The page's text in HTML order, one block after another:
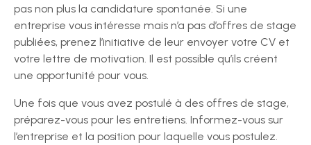
pas non plus la candidature spontanée. Si une
entreprise vous intéresse mais n’a pas d’offres de stage
publiées, prenez l’initiative de leur envoyer votre CV et
votre lettre de motivation. Il est possible qu’ils créent
une opportunité pour vous.
Une fois que vous avez postulé à des offres de stage,
préparez-vous pour les entretiens. Informez-vous sur
l’entreprise et la position pour laquelle vous postulez.